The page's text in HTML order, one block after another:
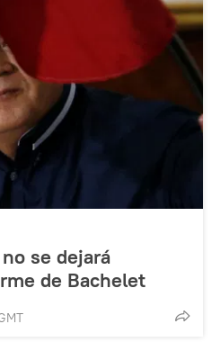
se dejará
de Bachelet